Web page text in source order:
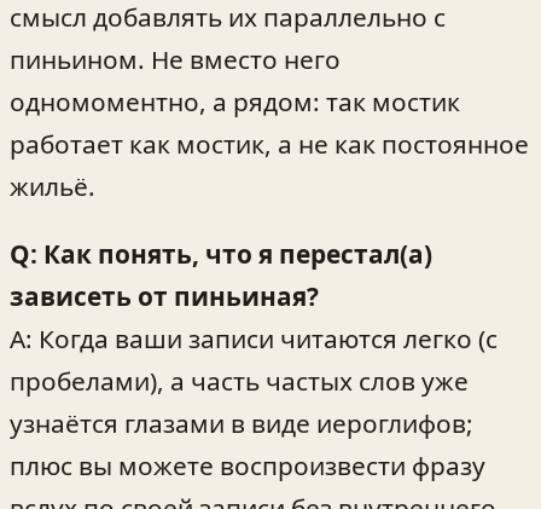
смысл добавлять их параллельно с
пиньином. Не вместо него
одномоментно, а рядом: так мостик
работает как мостик, а не как постоянное
жильё.
Q: Как понять, что я перестал(а)
зависеть от пиньиная?
A: Когда ваши записи читаются легко (с
пробелами), а часть частых слов уже
узнаётся глазами в виде иероглифов;
плюс вы можете воспроизвести фразу